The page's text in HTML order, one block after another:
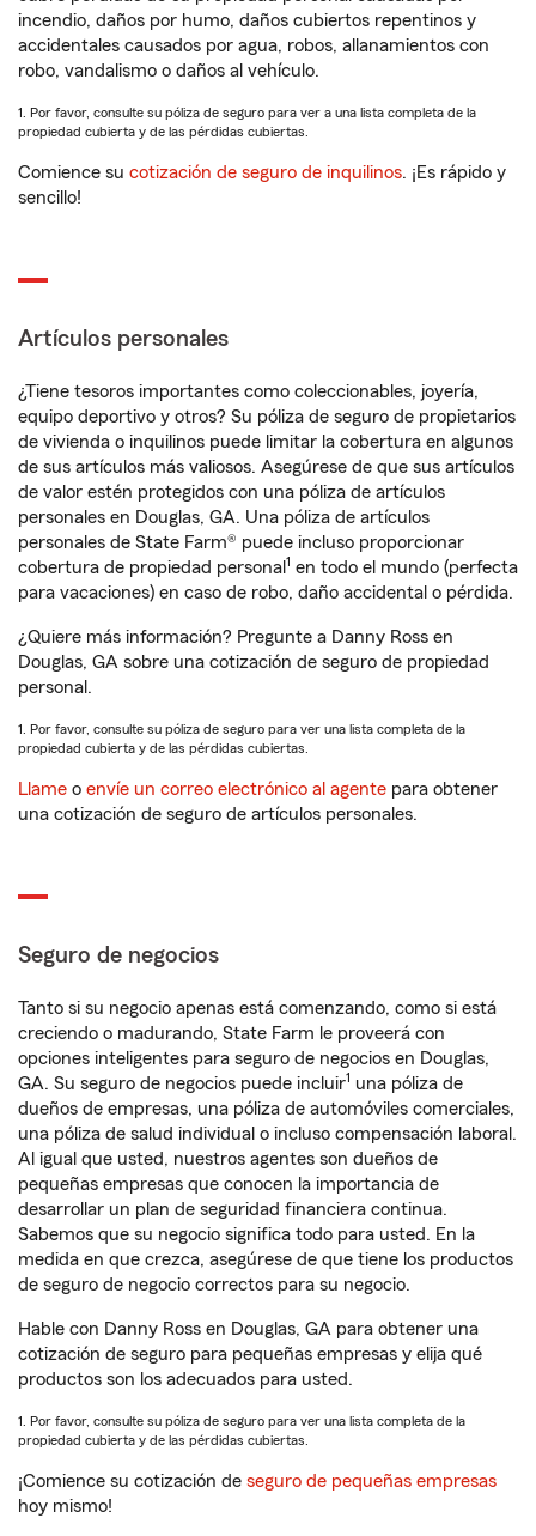
incendio, daños por humo, daños cubiertos repentinos y
accidentales causados por agua, robos, allanamientos con
robo, vandalismo o daños al vehículo.
1. Por favor, consulte su póliza de seguro para ver a una lista completa de la
propiedad cubierta y de las pérdidas cubiertas.
Comience su cotización de seguro de inquilinos. ¡Es rápido y
sencillo!
Artículos personales
¿Tiene tesoros importantes como coleccionables, joyería,
equipo deportivo y otros? Su póliza de seguro de propietarios
de vivienda o inquilinos puede limitar la cobertura en algunos
de sus artículos más valiosos. Asegúrese de que sus artículos
de valor estén protegidos con una póliza de artículos
personales en Douglas, GA. Una póliza de artículos
personales de State Farm® puede incluso proporcionar
cobertura de propiedad personal 1 en todo el mundo (perfecta
para vacaciones) en caso de robo, daño accidental o pérdida.
¿Quiere más información? Pregunte a Danny Ross en
Douglas, GA sobre una cotización de seguro de propiedad
personal.
1. Por favor, consulte su póliza de seguro para ver una lista completa de la
propiedad cubierta y de las pérdidas cubiertas.
Llame o envíe un correo electrónico al agente para obtener
una cotización de seguro de artículos personales.
Seguro de negocios
Tanto si su negocio apenas está comenzando, como si está
creciendo o madurando, State Farm le proveerá con
opciones inteligentes para seguro de negocios en Douglas,
GA. Su seguro de negocios puede incluir1 una póliza de
dueños de empresas, una póliza de automóviles comerciales,
una póliza de salud individual o incluso compensación laboral.
Al igual que usted, nuestros agentes son dueños de
pequeñas empresas que conocen la importancia de
desarrollar un plan de seguridad financiera continua.
Sabemos que su negocio significa todo para usted. En la
medida en que crezca, asegúrese de que tiene los productos
de seguro de negocio correctos para su negocio.
Hable con Danny Ross en Douglas, GA para obtener una
cotización de seguro para pequeñas empresas y elija qué
productos son los adecuados para usted.
1. Por favor, consulte su póliza de seguro para ver una lista completa de la
propiedad cubierta y de las pérdidas cubiertas.
¡Comience su cotización de seguro de pequeñas empresas
hoy mismo!